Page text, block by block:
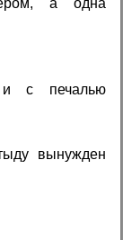
и с печалью
вынужден